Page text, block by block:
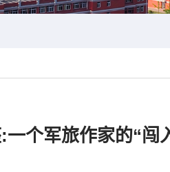
一个军旅作家的“